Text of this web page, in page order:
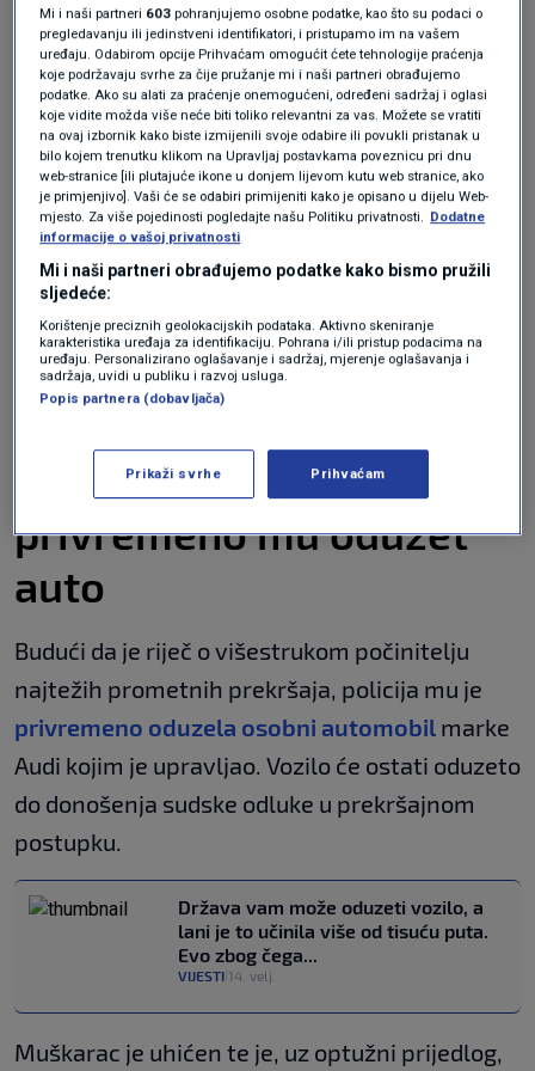
položenog vozačkog ispitabilo koje kategorije.
Pijan i s ukinutom dozvolom zbog
bodova: Vozaču trajno oduzet
automobil, dobio i 5.000 eura kazne
CRNA KRONIKA 17. ožu.
Osim toga, tijekom vožnje nije koristio
sigurnosni pojas, a kod sebe nije imao osobnu
iskaznicu. Odbio je i testiranje na prisutnost
droga, kao i stručni liječnički pregled koji
uključuje uzimanje uzoraka krvi i urina radi
analize.
Vozač uhićen,
privremeno mu oduzet
auto
Budući da je riječ o višestrukom počinitelju
najtežih prometnih prekršaja, policija mu je
privremeno oduzela osobni automobil marke
Audi kojim je upravljao. Vozilo će ostati oduzeto
do donošenja sudske odluke u prekršajnom
postupku.
Država vam može oduzeti vozilo, a
lani je to učinila više od tisuću puta.
Evo zbog čega...
VIJESTI 14. velj.
Muškarac je uhićen te je, uz optužni prijedlog,
Mi i naši partneri 603 pohranjujemo osobne podatke, kao što su podaci o
pregledavanju ili jedinstveni identifikatori, i pristupamo im na vašem
uređaju. Odabirom opcije Prihvaćam omogućit ćete tehnologije praćenja
koje podržavaju svrhe za čije pružanje mi i naši partneri obrađujemo
podatke. Ako su alati za praćenje onemogućeni, određeni sadržaj i oglasi
koje vidite možda više neće biti toliko relevantni za vas. Možete se vratiti
na ovaj izbornik kako biste izmijenili svoje odabire ili povukli pristanak u
bilo kojem trenutku klikom na Upravljaj postavkama poveznicu pri dnu
web-stranice [ili plutajuće ikone u donjem lijevom kutu web stranice, ako
je primjenjivo]. Vaši će se odabiri primijeniti kako je opisano u dijelu Web-
mjesto. Za više pojedinosti pogledajte našu Politiku privatnosti. Dodatne
informacije o vašoj privatnosti
Mi i naši partneri obrađujemo podatke kako bismo pružili
sljedeće:
Korištenje preciznih geolokacijskih podataka. Aktivno skeniranje
karakteristika uređaja za identifikaciju. Pohrana i/ili pristup podacima na
uređaju. Personalizirano oglašavanje i sadržaj, mjerenje oglašavanja i
sadržaja, uvidi u publiku i razvoj usluga.
Popis partnera (dobavljača)
Prikaži svrhe Prihvaćam